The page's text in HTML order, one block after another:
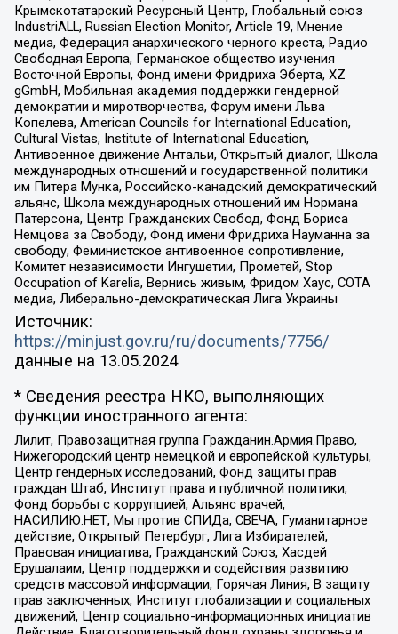
Крымскотатарский Ресурсный Центр, Глобальный союз
IndustriALL, Russian Election Monitor, Article 19, Мнение
медиа, Федерация анархического черного креста, Радио
Свободная Европа, Германское общество изучения
Восточной Европы, Фонд имени Фридриха Эберта, XZ
gGmbH, Мобильная академия поддержки гендерной
демократии и миротворчества, Форум имени Льва
Копелева, American Councils for International Education,
Cultural Vistas, Institute of International Education,
Антивоенное движение Антальи, Открытый диалог, Школа
международных отношений и государственной политики
им Питера Мунка, Российско-канадский демократический
альянс, Школа международных отношений им Нормана
Патерсона, Центр Гражданских Свобод, Фонд Бориса
Немцова за Свободу, Фонд имени Фридриха Науманна за
свободу, Феминистское антивоенное сопротивление,
Комитет независимости Ингушетии, Прометей, Stop
Occupation of Karelia, Вернись живым, Фридом Хаус, СОТА
медиа, Либерально-демократическая Лига Украины
Источник:
https://minjust.gov.ru/ru/documents/7756/
данные на 13.05.2024
* Сведения реестра НКО, выполняющих
функции иностранного агента:
Лилит, Правозащитная группа Гражданин.Армия.Право,
Нижегородский центр немецкой и европейской культуры,
Центр гендерных исследований, Фонд защиты прав
граждан Штаб, Институт права и публичной политики,
Фонд борьбы с коррупцией, Альянс врачей,
НАСИЛИЮ.НЕТ, Мы против СПИДа, СВЕЧА, Гуманитарное
действие, Открытый Петербург, Лига Избирателей,
Правовая инициатива, Гражданский Союз, Хасдей
Ерушалаим, Центр поддержки и содействия развитию
средств массовой информации, Горячая Линия, В защиту
прав заключенных, Институт глобализации и социальных
движений, Центр социально-информационных инициатив